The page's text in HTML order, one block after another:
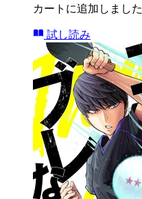
カートに追加しました
試し読み